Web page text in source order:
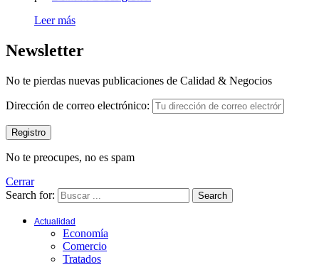
Leer más
Newsletter
No te pierdas nuevas publicaciones de Calidad & Negocios
Dirección de correo electrónico:
No te preocupes, no es spam
Cerrar
Search for:
Search
Actualidad
Economía
Comercio
Tratados